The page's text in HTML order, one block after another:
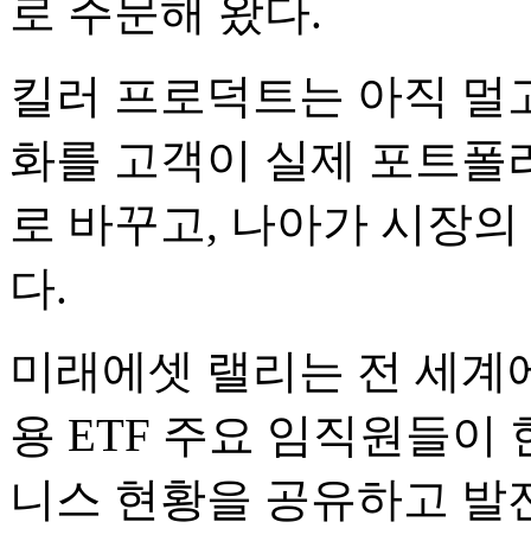
로 주문해 왔다.
킬러 프로덕트는 아직 멀
화를 고객이 실제 포트폴
로 바꾸고, 나아가 시장
다.
미래에셋 랠리는 전 세
용 ETF 주요 임직원들이
니스 현황을 공유하고 발